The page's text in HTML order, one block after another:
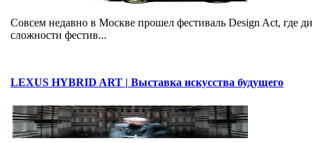
Совсем недавно в Москве прошел фестиваль Design Act, где
сложности фестив...
LEXUS HYBRID ART | Выставка искусства будущего